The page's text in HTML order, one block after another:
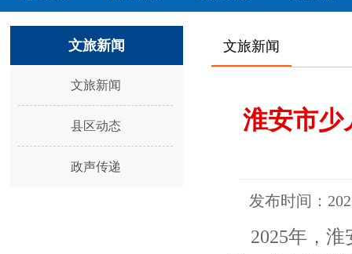
文旅新闻
文旅新闻
县区动态
政声传递
文旅新闻
淮安市少
发布时间：
2025年，